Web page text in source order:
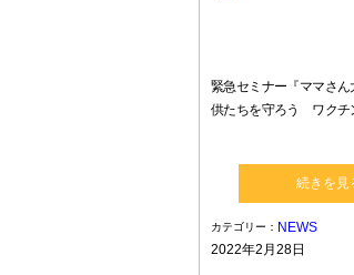
緊急セミナー『ママさ
供たちを守ろう ワクチ
続きを見
カテゴリー： NEWS
2022年2月28日